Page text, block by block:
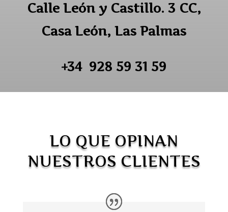
Calle León y Castillo. 3 CC,
Casa León, Las Palmas
+34 928 59 31 59
LO QUE OPINAN
NUESTROS CLIENTES